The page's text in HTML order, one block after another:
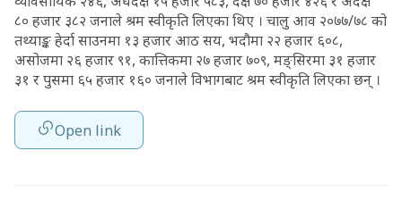
८० हजार ३८२ जनाले श्रम स्वीकृति लिएका थिए । चालु आव २०७७/७८ को
तथ्याङ्क हेर्दा साउनमा १३ हजार आठ सय, भदौमा २२ हजार ६०८,
असोजमा २६ हजार ९१, कात्तिकमा २७ हजार ७०९, मङ्सिरमा ३१ हजार
३१ र पुसमा ६५ हजार १६० जनाले विभागबाट श्रम स्वीकृति लिएका छन् ।
Open link